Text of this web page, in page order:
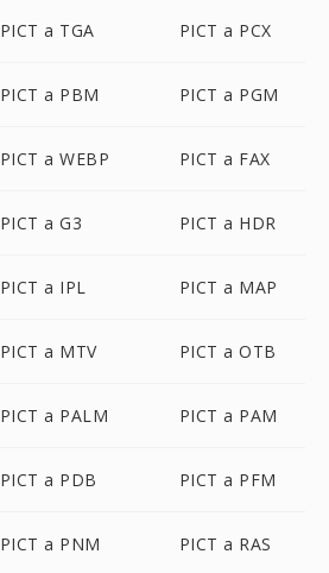
PICT a TGA PICT a PCX
PICT a PBM PICT a PGM
PICT a WEBP PICT a FAX
PICT a G3 PICT a HDR
PICT a IPL PICT a MAP
PICT a MTV PICT a OTB
PICT a PALM PICT a PAM
PICT a PDB PICT a PFM
PICT a PNM PICT a RAS